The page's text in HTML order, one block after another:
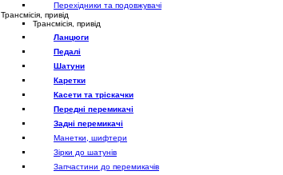
Перехідники та подовжувачі
Трансмісія, привід
Трансмісія, привід
Ланцюги
Педалі
Шатуни
Каретки
Касети та тріскачки
Передні перемикачі
Задні перемикачі
Манетки, шифтери
Зірки до шатунів
Запчастини до перемикачів